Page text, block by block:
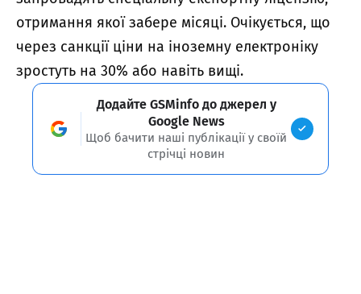
отримання якої забере місяці. Очікується, що
через санкції ціни на іноземну електроніку
зростуть на 30% або навіть вищі.
Додайте GSMinfo до джерел у
Google News
Щоб бачити наші публікації у своїй
стрічці новин